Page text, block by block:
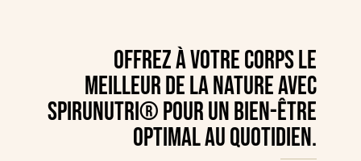
Offrez à votre corps le
meilleur de la nature avec
Spirunutri® pour un bien-être
optimal au quotidien.